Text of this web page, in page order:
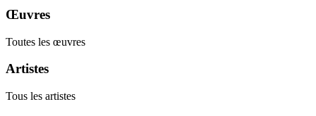
Œuvres
Toutes les œuvres
Artistes
Tous les artistes